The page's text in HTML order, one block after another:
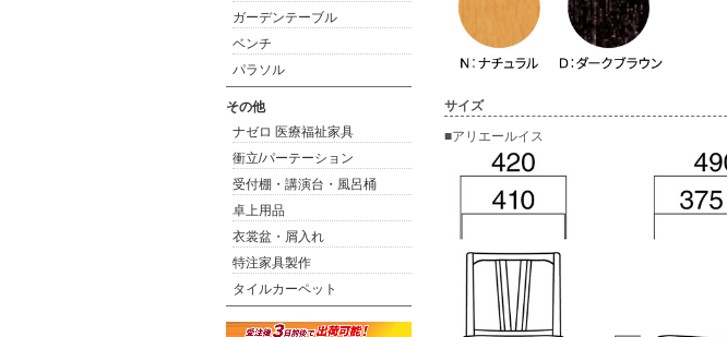
サイズ
■アリエールイス
ガーデンテーブル
ベンチ
パラソル
その他
ナゼロ 医療福祉家具
衝立/パーテーション
受付棚・講演台・風呂桶
卓上用品
衣裳盆・屑入れ
特注家具製作
タイルカーペット